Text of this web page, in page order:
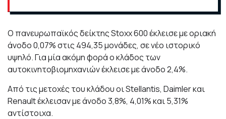
Ο πανευρωπαϊκός δείκτης Stoxx 600 έκλεισε με οριακή
άνοδο 0,07% στις 494,35 μονάδες, σε νέο ιστορικό
υψηλό. Για μία ακόμη φορά ο κλάδος των
αυτοκινητοβιομηχανιών έκλεισε με άνοδο 2,4%.
Από τις μετοχές του κλάδου οι Stellantis, Daimler και
Renault έκλεισαν με άνοδο 3,8%, 4,01% και 5,31%
αντίστοιχα.